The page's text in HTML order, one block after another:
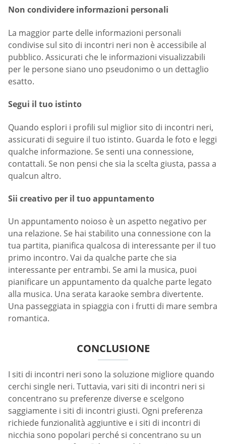
Non condividere informazioni personali
La maggior parte delle informazioni personali
condivise sul sito di incontri neri non è accessibile al
pubblico. Assicurati che le informazioni visualizzabili
per le persone siano uno pseudonimo o un dettaglio
esatto.
Segui il tuo istinto
Quando esplori i profili sul miglior sito di incontri neri,
assicurati di seguire il tuo istinto. Guarda le foto e leggi
qualche informazione. Se senti una connessione,
contattali. Se non pensi che sia la scelta giusta, passa a
qualcun altro.
Sii creativo per il tuo appuntamento
Un appuntamento noioso è un aspetto negativo per
una relazione. Se hai stabilito una connessione con la
tua partita, pianifica qualcosa di interessante per il tuo
primo incontro. Vai da qualche parte che sia
interessante per entrambi. Se ami la musica, puoi
pianificare un appuntamento da qualche parte legato
alla musica. Una serata karaoke sembra divertente.
Una passeggiata in spiaggia con i frutti di mare sembra
romantica.
CONCLUSIONE
I siti di incontri neri sono la soluzione migliore quando
cerchi single neri. Tuttavia, vari siti di incontri neri si
concentrano su preferenze diverse e scelgono
saggiamente i siti di incontri giusti. Ogni preferenza
richiede funzionalità aggiuntive e i siti di incontri di
nicchia sono popolari perché si concentrano su un